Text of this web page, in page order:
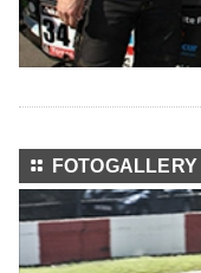
⚏ FOTOGALLERY